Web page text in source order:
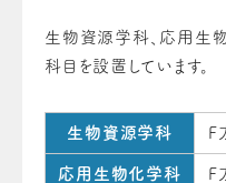
生物資源学科、応用生
科目を設置しています。
生物資源学科 F
応用生物化学科 F